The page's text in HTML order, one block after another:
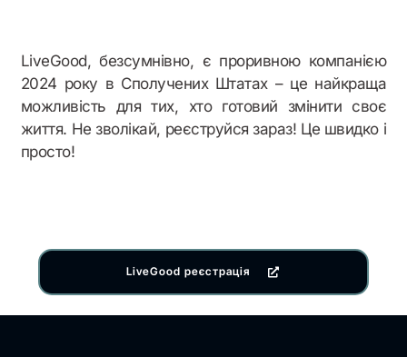
LiveGood, безсумнівно, є проривною компанією
2024 року в Сполучених Штатах – це найкраща
можливість для тих, хто готовий змінити своє
життя. Не зволікай, реєструйся зараз! Це швидко і
просто!
LiveGood реєстрація